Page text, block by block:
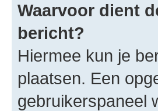
Waarvoor dient
bericht?
Hiermee kun je
plaatsen. Een
gebruikerspaneel